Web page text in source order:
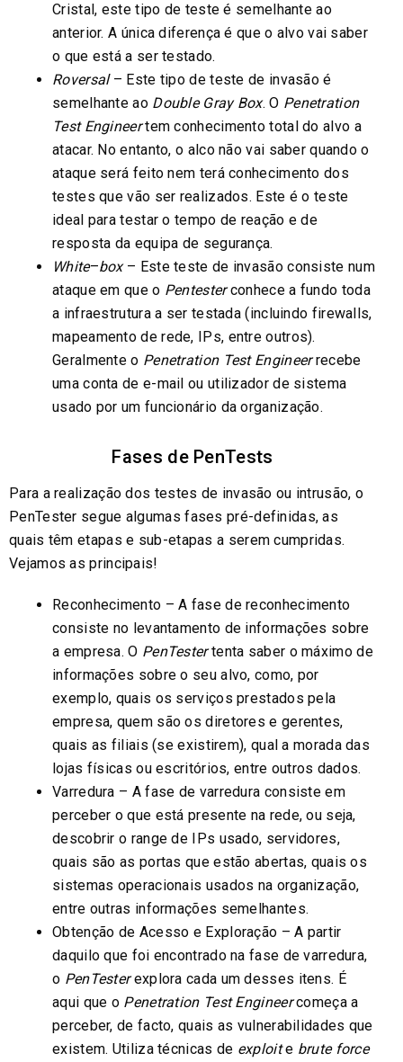
Cristal, este tipo de teste é semelhante ao
anterior. A única diferença é que o alvo vai saber
o que está a ser testado.
Roversal – Este tipo de teste de invasão é
semelhante ao Double Gray Box. O Penetration
Test Engineertem conhecimento total do alvo a
atacar. No entanto, o alco não vai saber quando o
ataque será feito nem terá conhecimento dos
testes que vão ser realizados. Este é o teste
ideal para testar o tempo de reação e de
resposta da equipa de segurança.
White–box– Este teste de invasão consiste num
ataque em que o Pentesterconhece a fundo toda
a infraestrutura a ser testada (incluindo firewalls,
mapeamento de rede, IPs, entre outros).
Geralmente o Penetration Test Engineerrecebe
uma conta de e-mail ou utilizador de sistema
usado por um funcionário da organização.
Fases de PenTests
Para a realização dos testes de invasão ou intrusão, o
PenTester segue algumas fases pré-definidas, as
quais têm etapas e sub-etapas a serem cumpridas.
Vejamos as principais!
Reconhecimento – A fase de reconhecimento
consiste no levantamento de informações sobre
a empresa. O PenTestertenta saber o máximo de
informações sobre o seu alvo, como, por
exemplo, quais os serviços prestados pela
empresa, quem são os diretores e gerentes,
quais as filiais (se existirem), qual a morada das
lojas físicas ou escritórios, entre outros dados.
Varredura – A fase de varredura consiste em
perceber o que está presente na rede, ou seja,
descobrir o range de IPs usado, servidores,
quais são as portas que estão abertas, quais os
sistemas operacionais usados na organização,
entre outras informações semelhantes.
Obtenção de Acesso e Exploração – A partir
daquilo que foi encontrado na fase de varredura,
o PenTesterexplora cada um desses itens. É
aqui que o Penetration Test Engineercomeça a
perceber, de facto, quais as vulnerabilidades que
existem. Utiliza técnicas de exploite brute force